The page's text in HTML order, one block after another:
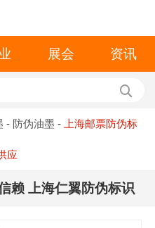
展会 资讯
- 防伪油墨 - 上海邮票防伪标
应
赖 上海仁翼防伪标识